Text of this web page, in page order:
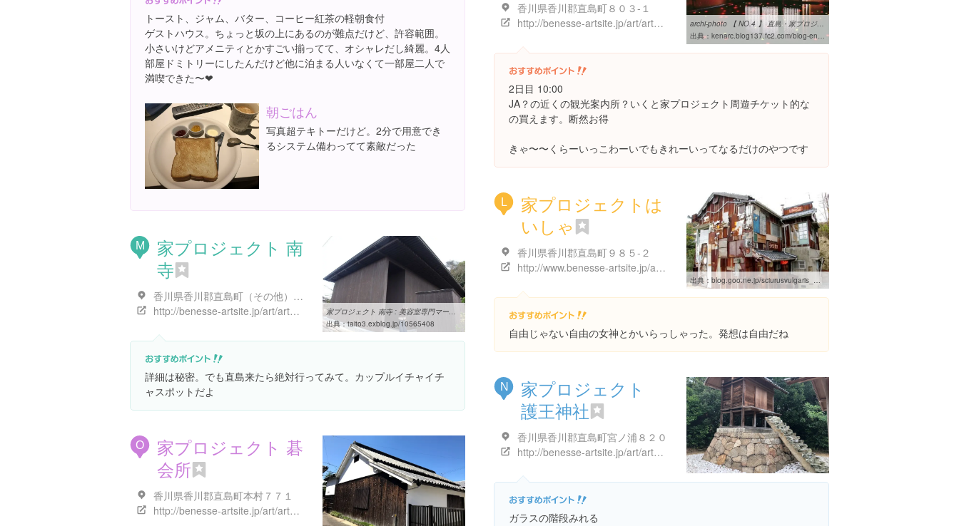
トースト、ジャム、バター、コーヒー紅茶の軽朝食付
ゲストハウス。ちょっと坂の上にあるのが難点だけど、許容範囲。
小さいけどアメニティとかすごい揃ってて、オシャレだし綺麗。4人
部屋ドミトリーにしたんだけど他に泊まる人いなくて一部屋二人で
満喫できた〜❤︎
朝ごはん
写真超テキトーだけど。2分で用意でき
るシステム備わってて素敵だった
香川県香川郡直島町８０３-１
http://benesse-artsite.jp/art/arthouse.html#ieproject2
archi-photo 【 NO.4 】 直島・家プロジェクト 角屋 Sea of ...
出典： kenarc.blog137.fc2.com/blog-entry-159.html
2日目 10:00
JA？の近くの観光案内所？いくと家プロジェクト周遊チケット的な
の買えます。断然お得
きゃ〜〜くらーいっこわーいでもきれーいってなるだけのやつです
L
家プロジェクトは
いしゃ
香川県香川郡直島町９８５-２
http://www.benesse-artsite.jp/arthouse/haisha.html
出典： blog.goo.ne.jp/sciurusvulgaris_minny/e/889cec4f0b8fac8c57133ea1b4cda4f8
自由じゃない自由の女神とかいらっしゃった。発想は自由だね
M
家プロジェクト 南
寺
香川県香川郡直島町（その他）７３３
http://benesse-artsite.jp/art/arthouse.html#ieproject3
家プロジェクト 南寺 : 美容室専門マーケティングコンサルタント ...
出典：taito3.exblog.jp/10565408
詳細は秘密。でも直島来たら絶対行ってみて。カップルイチャイチ
ャスポットだよ
N
家プロジェクト
護王神社
香川県香川郡直島町宮ノ浦８２０
http://benesse-artsite.jp/art/arthouse.html#ieproject5
ガラスの階段みれる
O
家プロジェクト 碁
会所
香川県香川郡直島町本村７７１
http://benesse-artsite.jp/art/arthouse.html#ieproject2